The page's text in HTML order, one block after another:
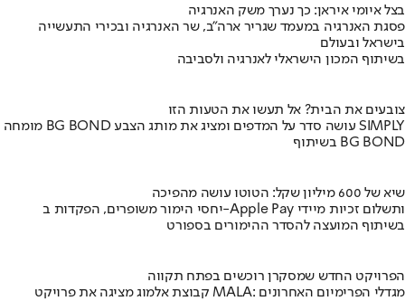
בצל איומי איראן: כך נערך משק האנרגיה
פסגת האנרגיה במעמד שגריר ארה"ב, שר האנרגיה ובכירי התעשייה
בישראל ובעולם
בשיתוף המכון הישראלי לאנרגיה ולסביבה
צובעים את הבית? אל תעשו את הטעות הזו
מומחה BG BOND עושה סדר על המדפים ומציג את מותג הצבע SIMPLY
בשיתוף BG BOND
שיא של 600 מיליון שקל: הטוטו עושה מהפיכה
יחסי הימור משופרים, הפקדות ב-Apple Pay ותשלום זכיות מיידי
בשיתוף המועצה להסדר ההימורים בספורט
הפרויקט החדש שמסקרן רוכשים בפתח תקווה
קבוצת אלמוג מציגה את פרויקט MALA: מגדלי הפרימיום האחרונים